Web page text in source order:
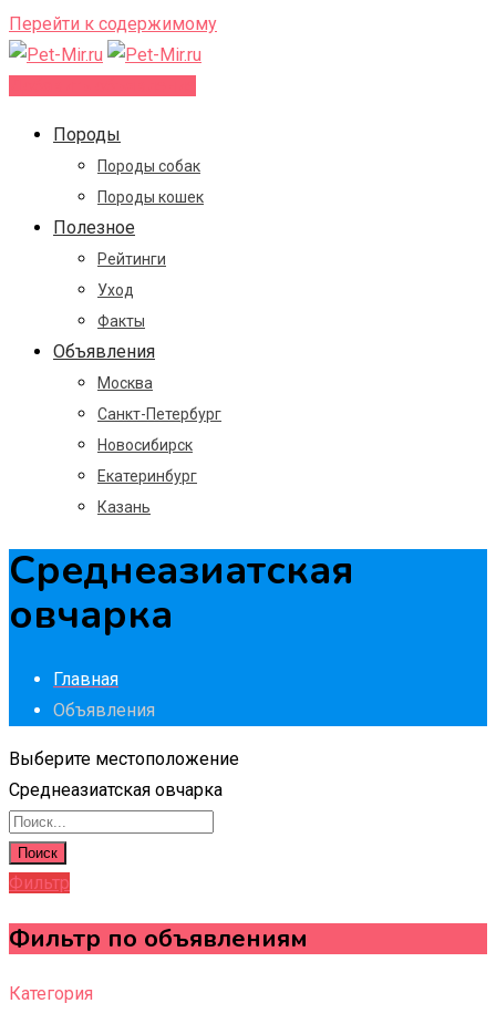
Перейти к содержимому
Породы
Породы собак
Породы кошек
Полезное
Рейтинги
Уход
Факты
Объявления
Москва
Санкт-Петербург
Новосибирск
Екатеринбург
Казань
Среднеазиатская
овчарка
Главная
Объявления
Выберите местоположение
Среднеазиатская овчарка
Поиск
Фильтр
Фильтр по объявлениям
Категория